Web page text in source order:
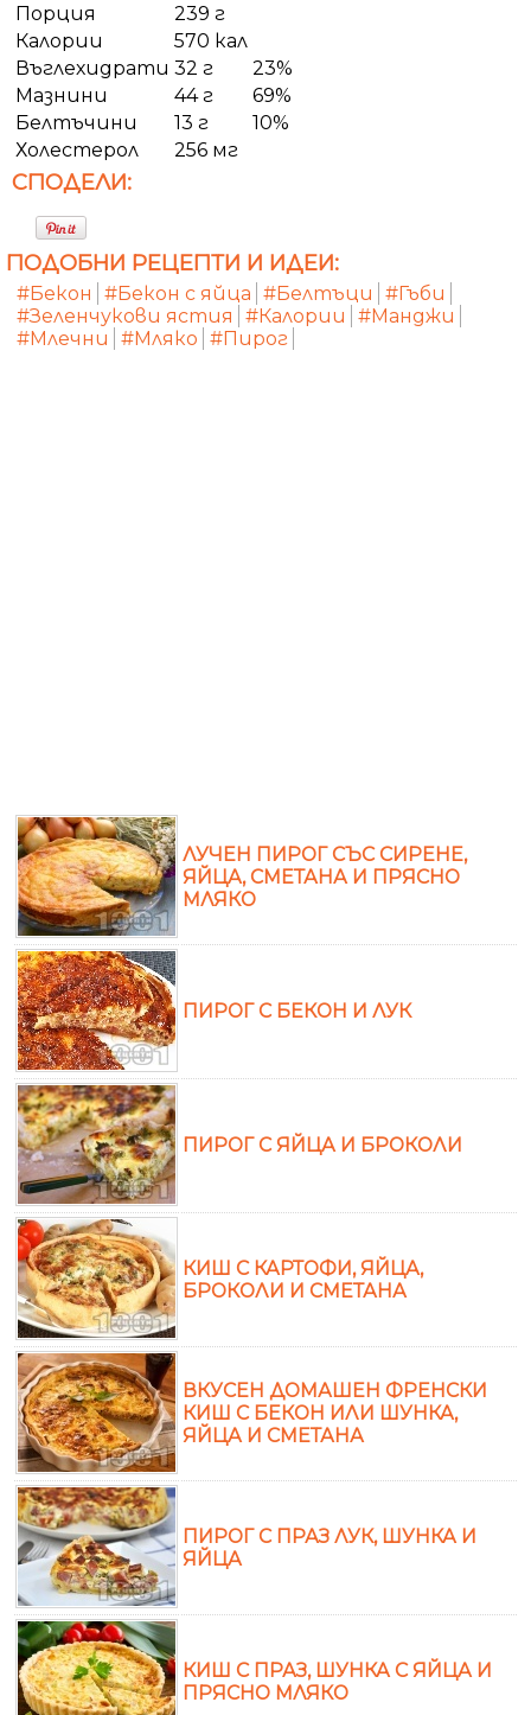
Порция
239 г
Калории
570 кал
Въглехидрати 32 г
23%
Мазнини
44 г
69%
Белтъчини
13 г
10%
Холестерол
256 мг
СПОДЕЛИ:
ПОДОБНИ РЕЦЕПТИ И ИДЕИ:
#Бекон #Бекон с яйца #Белтъци
#Гъби
#Зеленчукови ястия
#Калории
#Манджи
#Млечни
#Мляко #Пирог
ЛУЧЕН ПИРОГ СЪС СИРЕНЕ,
ЯЙЦА, СМЕТАНА И ПРЯСНО
МЛЯКО
ПИРОГ С БЕКОН И ЛУК
ПИРОГ С ЯЙЦА И БРОКОЛИ
КИШ С КАРТОФИ, ЯЙЦА,
БРОКОЛИ И СМЕТАНА
ВКУСЕН ДОМАШЕН ФРЕНСКИ
КИШ С БЕКОН ИЛИ ШУНКА,
ЯЙЦА И СМЕТАНА
ПИРОГ С ПРАЗ ЛУК, ШУНКА И
ЯЙЦА
КИШ С ПРАЗ, ШУНКА С ЯЙЦА И
ПРЯСНО МЛЯКО